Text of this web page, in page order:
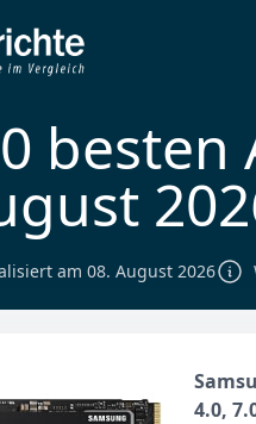
am 08. August 2026
4.0,